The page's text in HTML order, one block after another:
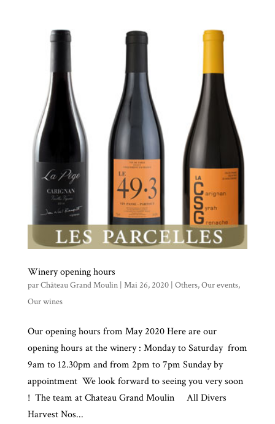
Winery opening hours
parChâteau Grand Moulin| Mai 26, 2020| Others,Our events,
Our wines
Our opening hours from May 2020 Here are our
opening hours at the winery : Monday to Saturday from
9am to 12.30pm and from 2pm to 7pm Sunday by
appointment We look forward to seeing you very soon
! The team at Chateau Grand Moulin All Divers
Harvest Nos...